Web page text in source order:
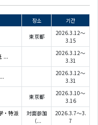
장소 기간
東京都
2026.3.12～
3.15
...
2026.3.12～
3.31
2026.3.12～
3.31
東京都
2026.3.10～
3.16
・特派
対面参加
（...
2026.3.7～3.
7